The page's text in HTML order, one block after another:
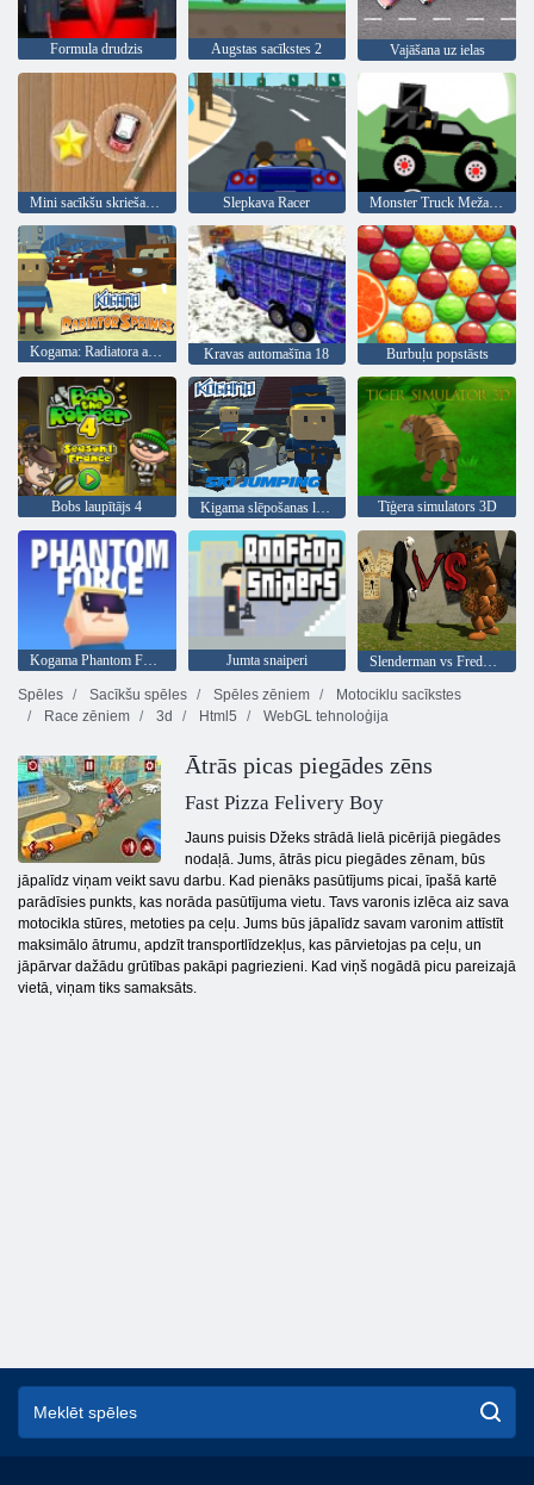
Formula drudzis Augstas sacīkstes 2 Vajāšana uz ielas
Mini sacīkšu skriešanās Slepkava Racer Monster Truck Meža Piegāde
Kogama: Radiatora avoti Kravas automašīna 18 Burbuļu popstāsts
Bobs laupītājs 4 Kigama slēpošanas lekt! Tīģera simulators 3D
Jumta snaiperi
Slenderman vs Freddy Fazbear
Spēles
Sacīkšu spēles Spēles zēniem
Motociklu sacīkstes
Race zēniem
3d Html5 WebGL tehnoloģija
Ātrās picas piegādes zēns
Fast Pizza Felivery Boy
Jauns puisis Džeks strādā lielā picērijā piegādes
nodaļā. Jums, ātrās picu piegādes zēnam, būs
jāpalīdz viņam veikt savu darbu. Kad pienāks pasūtījums picai, īpašā kartē
parādīsies punkts, kas norāda pasūtījuma vietu. Tavs varonis izlēca aiz sava
motocikla stūres, metoties pa ceļu. Jums būs jāpalīdz savam varonim attīstīt
maksimālo ātrumu, apdzīt transportlīdzekļus, kas pārvietojas pa ceļu, un
jāpārvar dažādu grūtības pakāpi pagriezieni. Kad viņš nogādā picu pareizajā
vietā, viņam tiks samaksāts.